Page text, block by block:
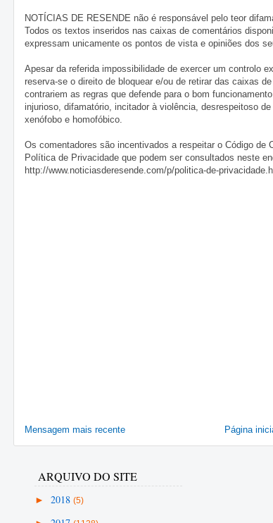
NOTÍCIAS DE RESENDE não é responsável pelo teor
Todos os textos inseridos nas caixas de comentários
expressam unicamente os pontos de vista e opiniões dos
Apesar da referida impossibilidade de exercer um controlo
reserva-se o direito de bloquear e/ou de retirar das caixas
contrariem as regras que defende para o bom
injurioso, difamatório, incitador à violência, desrespeitoso
xenófobo e homofóbico.
Os comentadores são incentivados a respeitar o Código de
Política de Privacidade que podem ser consultados neste
http://www.noticiasderesende.com/p/politica-de-
Mensagem mais recente Página
ARQUIVO DO SITE
► 2018 (5)